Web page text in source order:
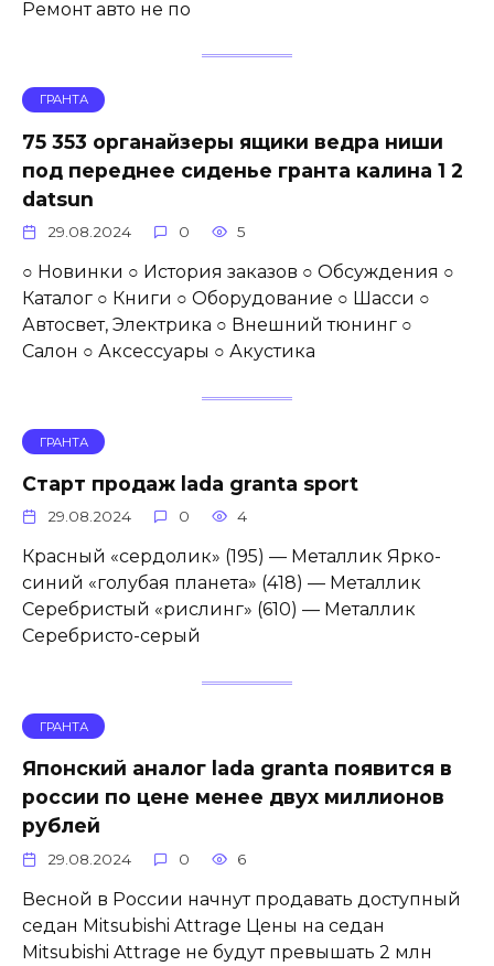
Ремонт авто не по
ГРАНТА
75 353 органайзеры ящики ведра ниши
под переднее сиденье гранта калина 1 2
datsun
29.08.2024 0 5
○ Новинки ○ История заказов ○ Обсуждения ○
Каталог ○ Книги ○ Оборудование ○ Шасси ○
Автосвет, Электрика ○ Внешний тюнинг ○
Салон ○ Аксессуары ○ Акустика
ГРАНТА
Старт продаж lada granta sport
29.08.2024 0 4
Красный «сердолик» (195) — Металлик Ярко-
синий «голубая планета» (418) — Металлик
Серебристый «рислинг» (610) — Металлик
Серебристо-серый
ГРАНТА
Японский аналог lada granta появится в
россии по цене менее двух миллионов
рублей
29.08.2024 0 6
Весной в России начнут продавать доступный
седан Mitsubishi Attrage Цены на седан
Mitsubishi Attrage не будут превышать 2 млн